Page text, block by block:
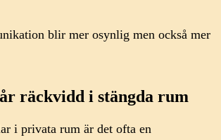
blir mer osynlig men också mer
räckvidd i stängda rum
i privata rum är det ofta en